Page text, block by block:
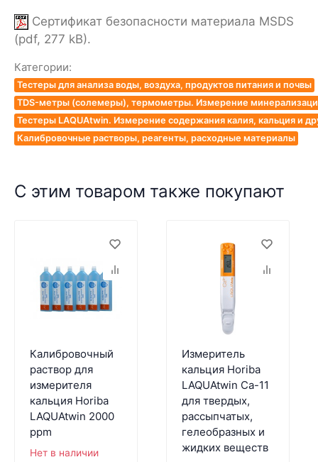
Сертификат безопасности материала MSDS
(pdf, 277 kB).
Категории:
Тестеры для анализа воды, воздуха, продуктов питания и почвы
TDS-метры (солемеры), термометры. Измерение
Тестеры LAQUAtwin. Измерение содержания калия, кальция и
Калибровочные растворы, реагенты, расходные материалы
С этим товаром также покупают
Калибровочный
раствор для
измерителя
кальция Horiba
LAQUAtwin 2000
ppm
Нет в наличии
Измеритель
кальция Horiba
LAQUAtwin Ca-11
для твердых,
рассыпчатых,
гелеобразных и
жидких веществ